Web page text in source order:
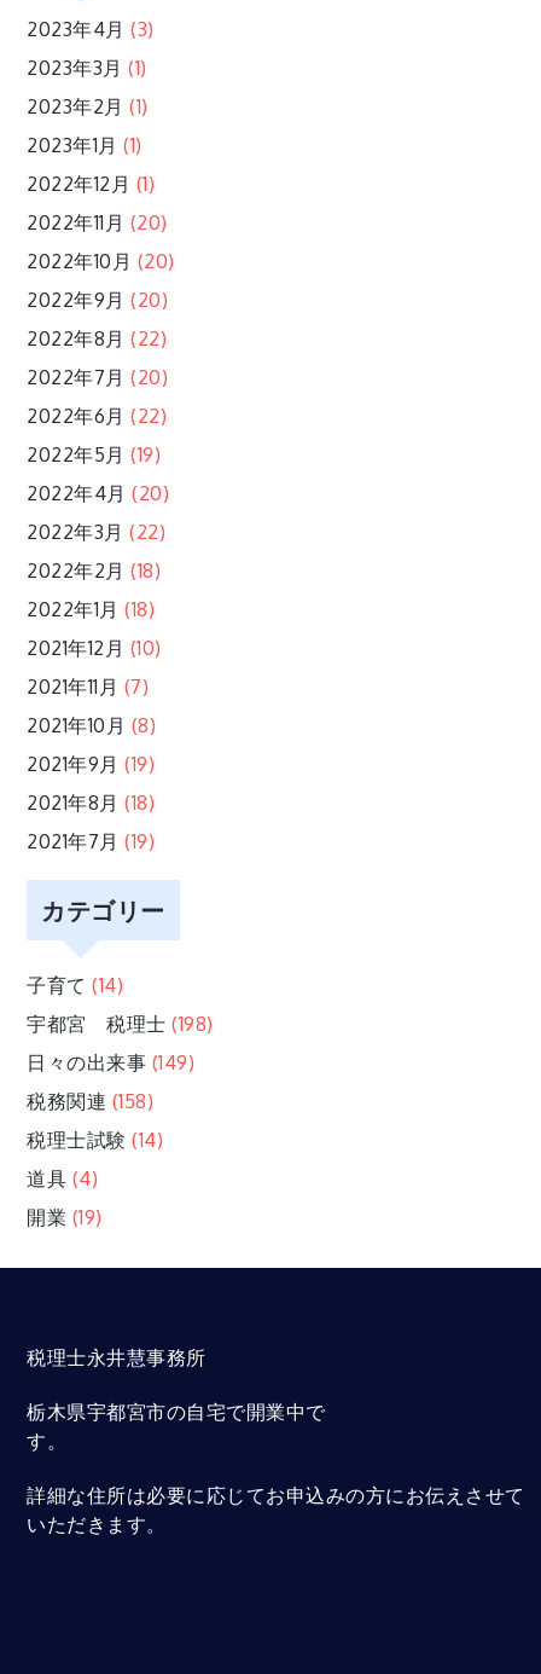
2023年4月 (3)
2023年3月 (1)
2023年2月 (1)
2023年1月 (1)
2022年12月 (1)
2022年11月 (20)
2022年10月 (20)
2022年9月 (20)
2022年8月 (22)
2022年7月 (20)
2022年6月 (22)
2022年5月 (19)
2022年4月 (20)
2022年3月 (22)
2022年2月 (18)
2022年1月 (18)
2021年12月 (10)
2021年11月 (7)
2021年10月 (8)
2021年9月 (19)
2021年8月 (18)
2021年7月 (19)
カテゴリー
子育て (14)
宇都宮 税理士 (198)
日々の出来事 (149)
税務関連 (158)
税理士試験 (14)
道具 (4)
開業 (19)
税理士永井慧事務所
栃木県宇都宮市の自宅で開業中で
す。
詳細な住所は必要に応じてお申込みの方にお伝えさせて
いただきます。